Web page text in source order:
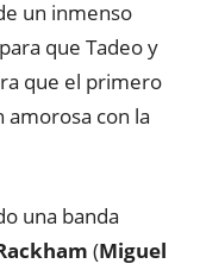
un inmenso
que Tadeo y
que el primero
amorosa con la
una banda
(Miguel